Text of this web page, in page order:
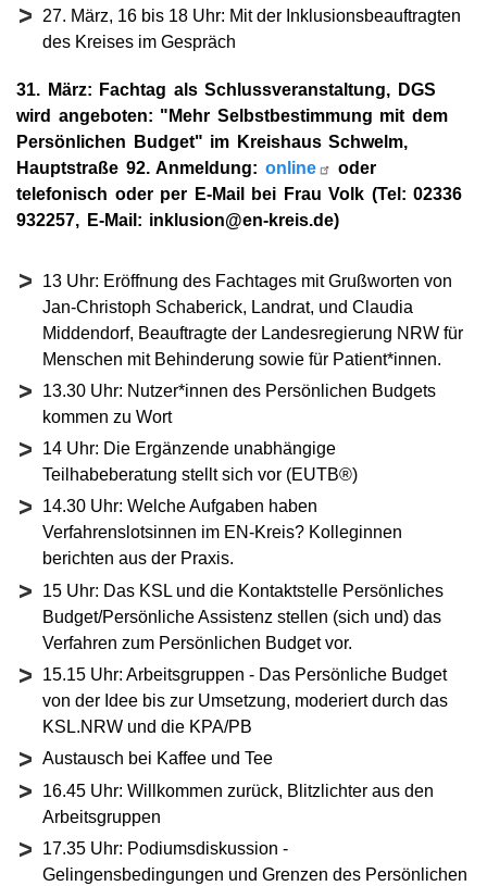
27. März, 16 bis 18 Uhr: Mit der Inklusionsbeauftragten
des Kreises im Gespräch
31. März: Fachtag als Schlussveranstaltung, DGS
wird angeboten: "Mehr Selbstbestimmung mit dem
Persönlichen Budget" im Kreishaus Schwelm,
Hauptstraße 92. Anmeldung: online
oder
telefonisch oder per E-Mail bei Frau Volk (Tel: 02336
932257, E-Mail: inklusion@en-kreis.de)
13 Uhr: Eröffnung des Fachtages mit Grußworten von
Jan-Christoph Schaberick, Landrat, und Claudia
Middendorf, Beauftragte der Landesregierung NRW für
Menschen mit Behinderung sowie für Patient*innen.
13.30 Uhr: Nutzer*innen des Persönlichen Budgets
kommen zu Wort
14 Uhr: Die Ergänzende unabhängige
Teilhabeberatung stellt sich vor (EUTB®)
14.30 Uhr: Welche Aufgaben haben
Verfahrenslotsinnen im EN-Kreis? Kolleginnen
berichten aus der Praxis.
15 Uhr: Das KSL und die Kontaktstelle Persönliches
Budget/Persönliche Assistenz stellen (sich und) das
Verfahren zum Persönlichen Budget vor.
15.15 Uhr: Arbeitsgruppen - Das Persönliche Budget
von der Idee bis zur Umsetzung, moderiert durch das
KSL.NRW und die KPA/PB
Austausch bei Kaffee und Tee
16.45 Uhr: Willkommen zurück, Blitzlichter aus den
Arbeitsgruppen
17.35 Uhr: Podiumsdiskussion -
Gelingensbedingungen und Grenzen des Persönlichen